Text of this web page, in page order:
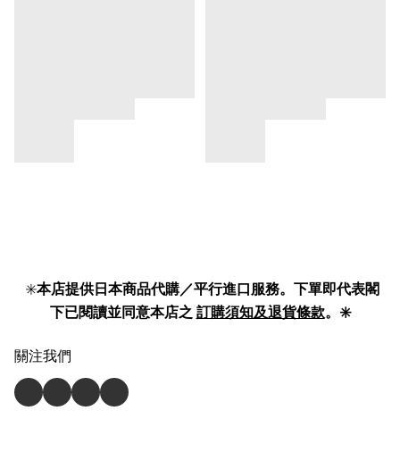
✳️本店提供日本商品代購／平行進口服務。下單即代表閣
下已閱讀並同意本店之 訂購須知及退貨條款。✳️
關注我們